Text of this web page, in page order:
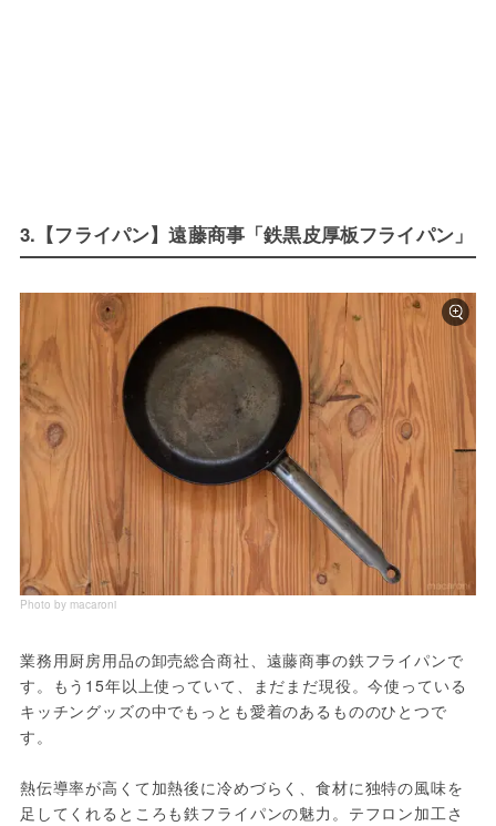
3.【フライパン】遠藤商事「鉄黒皮厚板フライパン」
Photo by macaroni
業務用厨房用品の卸売総合商社、遠藤商事の鉄フライパンで
す。もう15年以上使っていて、まだまだ現役。今使っている
キッチングッズの中でもっとも愛着のあるもののひとつで
す。
熱伝導率が高くて加熱後に冷めづらく、食材に独特の風味を
足してくれるところも鉄フライパンの魅力。テフロン加工さ